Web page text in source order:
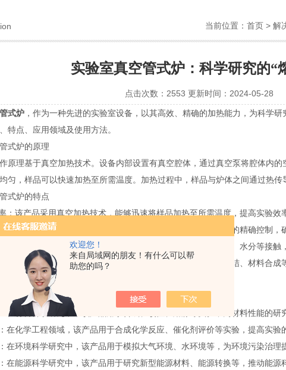
欢迎您！
来自局域网的朋友！有什么可以帮
助您的吗？
当前位置： 首页 > 解
实验室真空管式炉：科学研究的“
点击次数：2553 更新时间：2024-05-28
式炉 ，作为一种先进的实验室设备，以其高效、精确的加热能力，为科学
特点、应用领域及使用方法。
炉的原理
理基于真空加热技术。设备内部设置有真空腔体，通过真空泵将腔体内的
匀，样品可以快速加热至所需温度。加热过程中，样品与炉体之间通过热传
炉的特点
该产品采用真空加热技术，能够迅速将样品加热至所需温度，提高实验效
备具有精确的温度控制系统和传感器，能够实现对样品温度的精确控制，
产品能够在真空环境中进行加热，避免样品与空气中的氧气、水分等接触
产品适用于各种类型的样品加热实验，如金属熔炼、陶瓷烧结、材料合成
域
于科学研究领域。其主要应用领域包括：
材料科学研究中，该产品用于合成、改性、熔炼等实验，为材料性能的研
化学工程领域，该产品用于合成化学反应、催化剂评价等实验，提高实验
环境科学研究中，该产品用于模拟大气环境、水环境等，为环境污染治理
能源科学研究中，该产品用于研究新型能源材料、能源转换等，推动能源